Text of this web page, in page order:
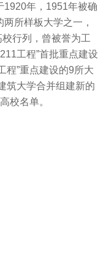
1920年，1951年被确
所样板大学之一，
行列，曾被誉为工
工程”首批重点建设
程”重点建设的9所大
筑大学合并组建新的
校名单。